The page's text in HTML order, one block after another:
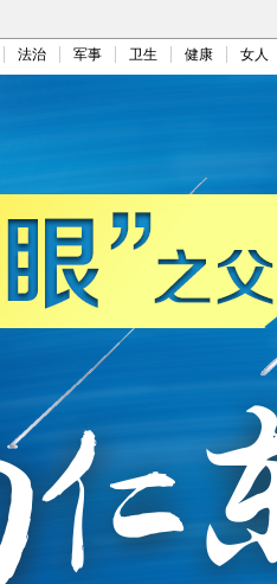
法治 军事 卫生 健康 女人